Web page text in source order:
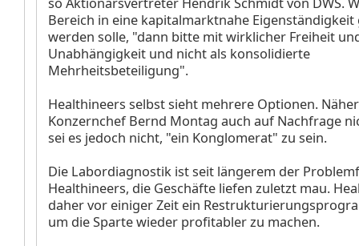
Bereich in eine kapitalmarktnahe
werden solle, "dann bitte mit wirklicher Freiheit
Unabhängigkeit und nicht als konsolidierte
Mehrheitsbeteiligung".
Healthineers selbst sieht mehrere Optionen.
Konzernchef Bernd Montag auch auf Nachfrage
sei es jedoch nicht, "ein Konglomerat" zu sein.
Die Labordiagnostik ist seit längerem der
Healthineers, die Geschäfte liefen zuletzt mau.
daher vor einiger Zeit ein
um die Sparte wieder profitabler zu machen.